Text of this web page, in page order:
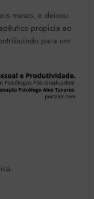
meses, e deixou
propicia ao
para um